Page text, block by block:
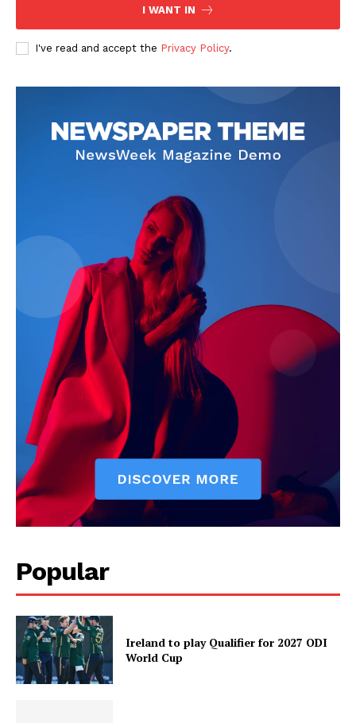
I WANT IN
I've read and accept the Privacy Policy.
Popular
Ireland to play Qualifier for 2027 ODI
World Cup